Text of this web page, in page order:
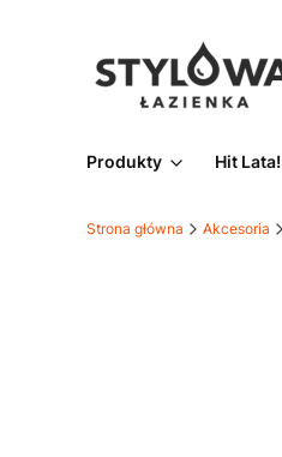
Produkty Hit Lata!
Strona główna Akcesoria